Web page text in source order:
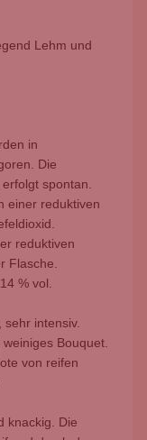
Lehm und
in
Die
spontan.
einer reduktiven
reduktiven
Flasche.
% vol.
intensiv.
Bouquet.
von reifen
knackig. Die